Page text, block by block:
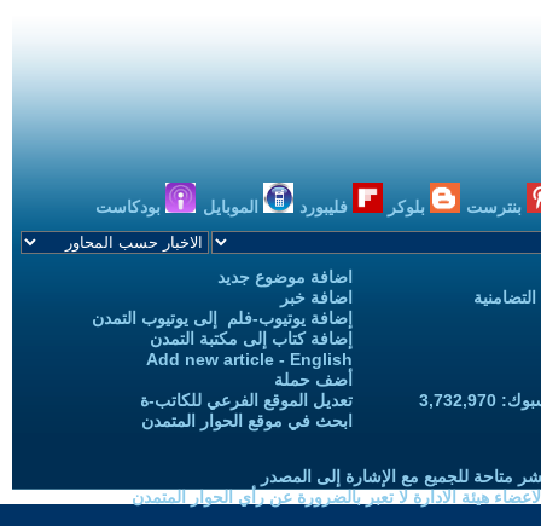
بنترست بلوكر فليبورد الموبايل بودكاست
اضافة موضوع جديد
اضافة خبر
إضافة يوتيوب-فلم إلى يوتيوب التمدن
إضافة كتاب إلى مكتبة التمدن
Add new article - English
أضف حملة
تعديل الموقع الفرعي للكاتب-ة
ابحث في موقع الحوار المتمدن
متاحة للجميع مع الإشارة إلى المصدر
هيئة الادارة لا تعبر بالضرورة عن رأي الحوار المتمدن